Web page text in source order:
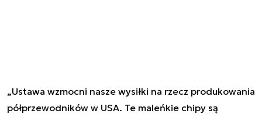
„Ustawa wzmocni nasze wysiłki na rzecz produkowania
półprzewodników w USA. Te maleńkie chipy są